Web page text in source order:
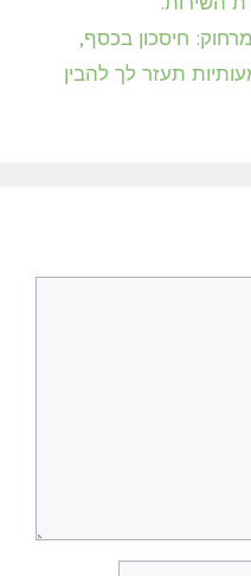
חיסכון בכסף,
תעזר לך להבין